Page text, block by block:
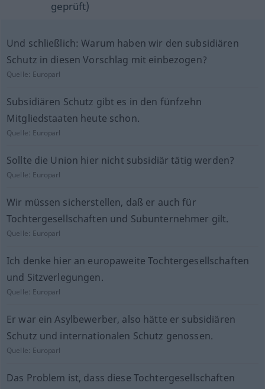
geprüft)
Und schließlich: Warum haben wir den subsidiären
Schutz in diesen Vorschlag mit einbezogen?
Quelle: Europarl
Subsidiären Schutz gibt es in den fünfzehn
Mitgliedstaaten heute schon.
Quelle: Europarl
Sollte die Union hier nicht subsidiär tätig werden?
Quelle: Europarl
Wir müssen sicherstellen, daß er auch für
Tochtergesellschaften und Subunternehmer gilt.
Quelle: Europarl
Ich denke hier an europaweite Tochtergesellschaften
und Sitzverlegungen.
Quelle: Europarl
Er war ein Asylbewerber, also hätte er subsidiären
Schutz und internationalen Schutz genossen.
Quelle: Europarl
Das Problem ist, dass diese Tochtergesellschaften